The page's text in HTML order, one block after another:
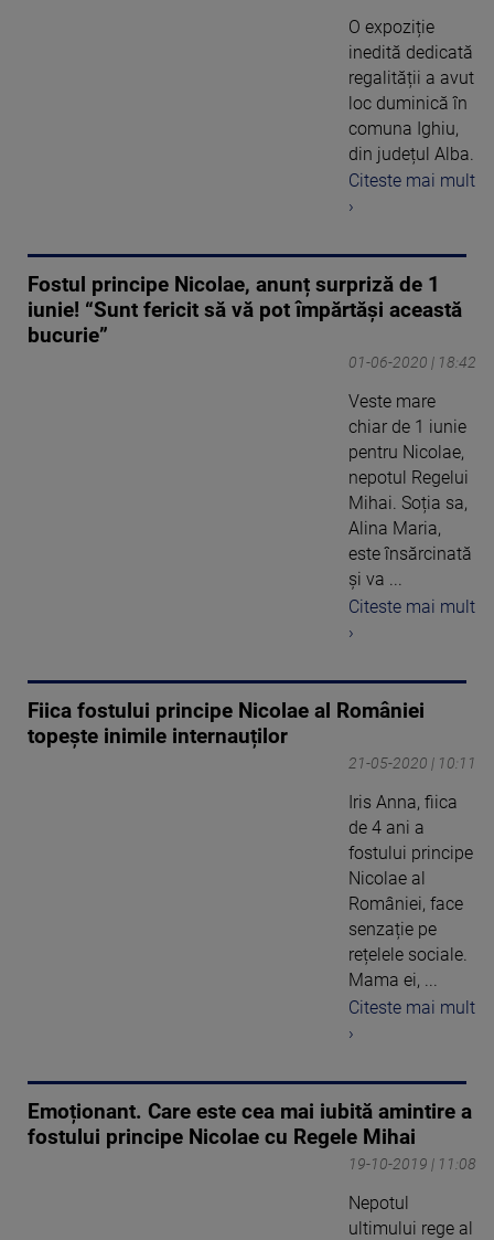
O expoziție
inedită dedicată
regalității a avut
loc duminică în
comuna Ighiu,
din județul Alba.
Citeste mai mult
›
Fostul principe Nicolae, anunț surpriză de 1
iunie! “Sunt fericit să vă pot împărtăși această
bucurie”
01-06-2020 | 18:42
Veste mare
chiar de 1 iunie
pentru Nicolae,
nepotul Regelui
Mihai. Soția sa,
Alina Maria,
este însărcinată
și va ...
Citeste mai mult
›
Fiica fostului principe Nicolae al României
topește inimile internauților
21-05-2020 | 10:11
Iris Anna, fiica
de 4 ani a
fostului principe
Nicolae al
României, face
senzație pe
rețelele sociale.
Mama ei, ...
Citeste mai mult
›
Emoționant. Care este cea mai iubită amintire a
fostului principe Nicolae cu Regele Mihai
19-10-2019 | 11:08
Nepotul
ultimului rege al